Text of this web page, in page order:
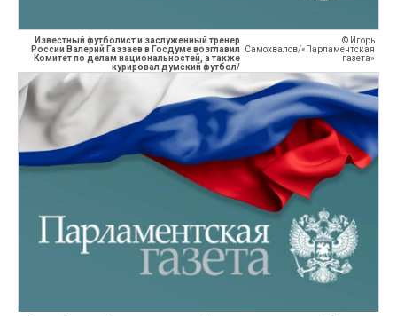
Известный футболист и заслуженный тренер
России Валерий Газзаев в Госдуме возглавил
Комитет по делам национальностей, а также
курировал думский футбол/
© Игорь
Самохвалов/«Парламентская
газета»